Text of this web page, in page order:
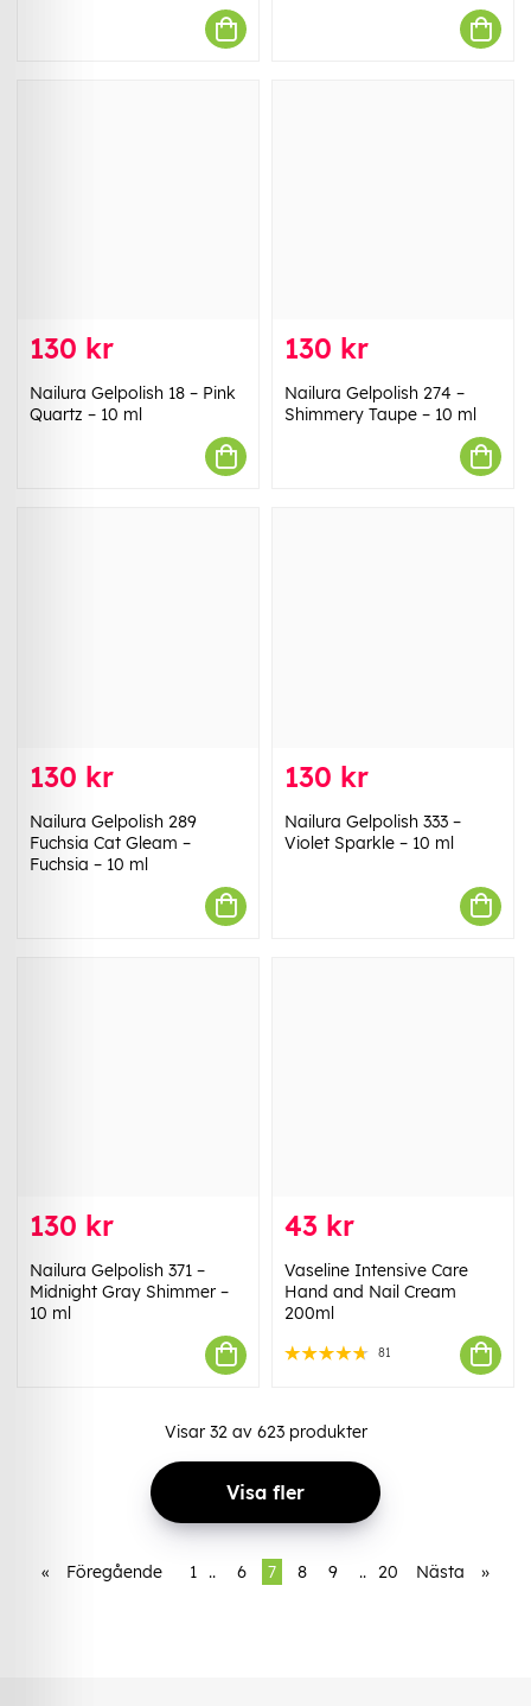
130 kr
Nailura Gelpolish 18 – Pink
Quartz – 10 ml
130 kr
Nailura Gelpolish 274 –
Shimmery Taupe – 10 ml
130 kr
Nailura Gelpolish 289
Fuchsia Cat Gleam –
Fuchsia – 10 ml
130 kr
Nailura Gelpolish 333 –
Violet Sparkle – 10 ml
130 kr
Nailura Gelpolish 371 –
Midnight Gray Shimmer –
10 ml
43 kr
Vaseline Intensive Care
Hand and Nail Cream
200ml
81
Visar 32av 623produkter
Visa fler
« Föregående 1 .. 6 7 8 9 .. 20 Nästa »